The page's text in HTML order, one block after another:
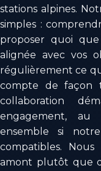
stations alpines.
simples :
proposer quoi
alignée avec vos
régulièrement ce
compte de façon
collaboration
engagement,
ensemble si
compatibles.
amont plutôt que